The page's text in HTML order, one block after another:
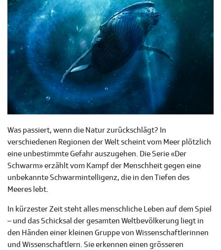
Was passiert, wenn die Natur zurückschlägt? In
verschiedenen Regionen der Welt scheint vom Meer plötzlich
eine unbestimmte Gefahr auszugehen. Die Serie «Der
Schwarm» erzählt vom Kampf der Menschheit gegen eine
unbekannte Schwarmintelligenz, die in den Tiefen des
Meeres lebt.
In kürzester Zeit steht alles menschliche Leben auf dem Spiel
– und das Schicksal der gesamten Weltbevölkerung liegt in
den Händen einer kleinen Gruppe von Wissenschaftlerinnen
und Wissenschaftlern. Sie erkennen einen grösseren